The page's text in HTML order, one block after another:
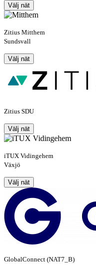
Välj nät
Zitius Mitthem
Sundsvall
Välj nät
Zitius SDU
Välj nät
iTUX Vidingehem
Växjö
Välj nät
GlobalConnect (NAT7_B)